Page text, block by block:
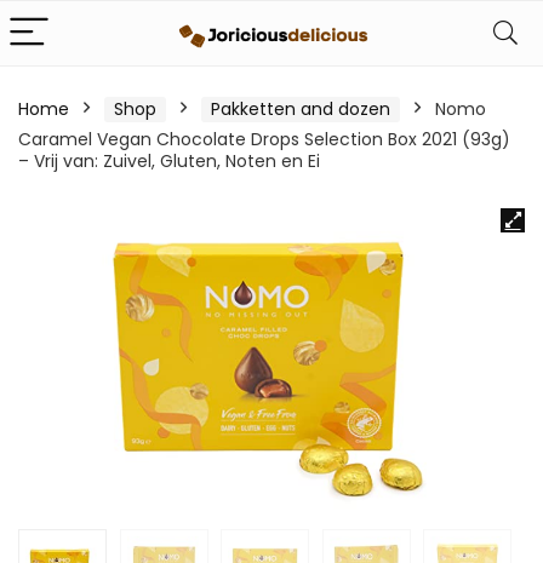
Home Shop Pakketten and dozen
Nomo
Caramel Vegan Chocolate Drops Selection Box 2021 (93g)
– Vrij van: Zuivel, Gluten, Noten en Ei